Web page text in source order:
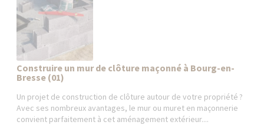
Construire un mur de clôture maçonné à Bourg-en-
Bresse (01)
Un projet de construction de clôture autour de votre propriété ?
Avec ses nombreux avantages, le mur ou muret en maçonnerie
convient parfaitement à cet aménagement extérieur....